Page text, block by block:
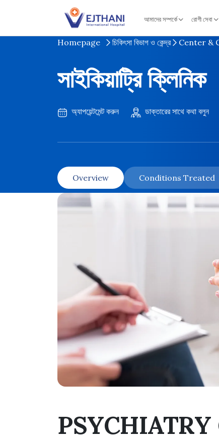
আমাদের সম্পর্কে রোগী সেবা
Homepage চিকিৎসা বিভাগ ও কেন্দ্র Center &
সাইকিয়াট্রি ক্লিনিক
অ্যাপয়েন্টমেন্ট করুন ডাক্তারের সাথে কথা বলুন
Overview Conditions Treated